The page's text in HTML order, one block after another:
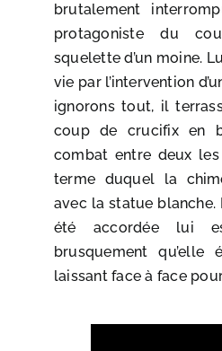
brutalement
protagoniste du
squelette d’un moine.
vie par l’intervention
ignorons tout, il
coup de crucifix en
combat entre deux
terme duquel la
avec la statue
été accordée lui
brusquement qu’elle
laissant face à face